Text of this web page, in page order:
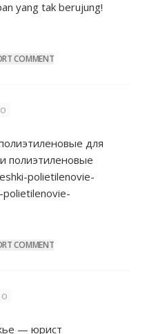
yang tak berujung!
COMMENT
для
полиэтиленовые
polietilenovie-
COMMENT
— юрист